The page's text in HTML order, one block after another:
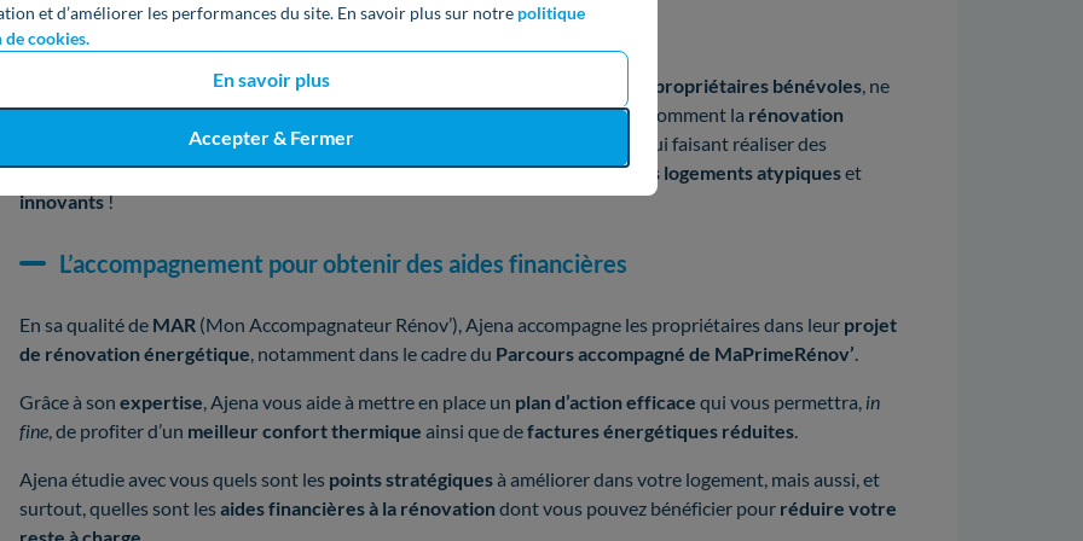
et d’améliorer les performances du site. En savoir plus sur notre politique
cookies.
En savoir plus
Accepter & Fermer
équipés d’appareils fonctionnant aux énergies renouvelables
financées par le Conseil Régional propriétaires bénévoles , ne
sontpas à caractère commercial. L’objectif d’Ajena est de montrer au public comment la rénovation
peut concrètementaméliorer le confort d’un ménage
, tout en lui faisant réaliser des
économies non négligeables. Cela peut aussi être l’occasion dedécouvrir des logements atypiqueset
innovants!
L’accompagnement pour obtenir des aides financières
En sa qualité de MAR (Mon Accompagnateur Rénov’), Ajena accompagne les propriétaires dans leur projet
de rénovation énergétique , notamment dans le cadre du Parcours accompagné de MaPrimeRénov’
Grâce à son expertise , Ajena vous aide à mettre en place un plan d’action efficace qui vous permettra, in
fine , de profiter d’un meilleur confort thermique ainsi que defactures énergétiques réduites
Ajena étudie avec vous quels sont les points stratégiquesà améliorer dans votre logement, mais aussi, et
surtout, quelles sont lesaides financières à la rénovationdont vous pouvez bénéficier pour réduire votre
reste à charge